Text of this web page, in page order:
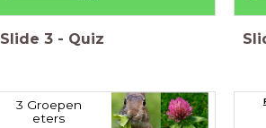
Slide 3 - Quiz
3 Groepen
eters